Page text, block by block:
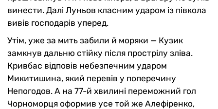
винести. Далі Луньов класним ударом із півкола
вивів господарів уперед.
Утім, уже за мить забили й моряки — Кузик
замкнув дальню стійку після прострілу зліва.
Кривбас відповів небезпечним ударом
Микитишина, який перевів у поперечину
Непогодов. А на 77-й хвилині переможний гол
Чорноморця оформив усе той же Алефіренко,